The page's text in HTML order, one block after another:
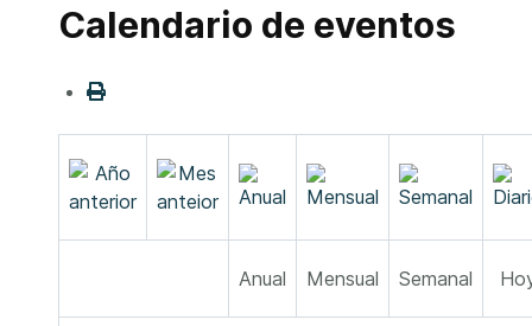
Calendario de eventos
Anual Mensual Semanal